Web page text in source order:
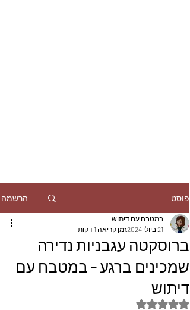
פוסט הרשמה
ברוסקטה עגבניות נדירה
שמכינים ברגע - במטבח עם
דיתוש
במטבח עם דיתוש
21 ביולי 2024
זמן קריאה 1 דקות
דירוג של NaN מתוך 5 כוכבים